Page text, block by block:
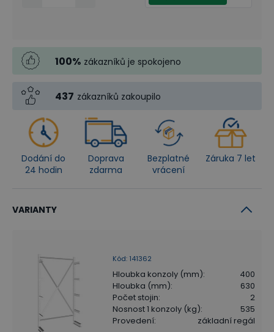
100% zákazníků je spokojeno
437 zákazníků zakoupilo
Dodání do
24 hodin
Doprava
zdarma
Bezplatné
vrácení
Záruka 7 let
VARIANTY
Kód: 141362
Hloubka konzoly (mm):
400
Hloubka (mm):
630
Počet stojin:
2
Nosnost 1 konzoly (kg):
535
Provedení: základní regál